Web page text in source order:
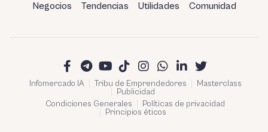
Negocios Tendencias Utilidades Comunidad
Infomercado IA Tribu de Emprendedores
Masterclass
Publicidad
Condiciones Generales
Políticas de privacidad
Principios éticos